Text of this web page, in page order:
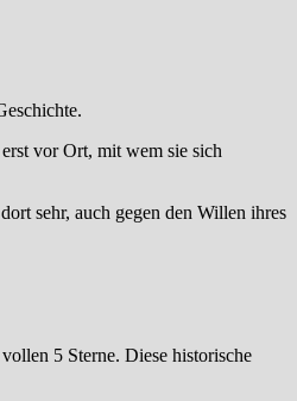
vor Ort, mit wem sie sich
sehr, auch gegen den Willen ihres
5 Sterne. Diese historische